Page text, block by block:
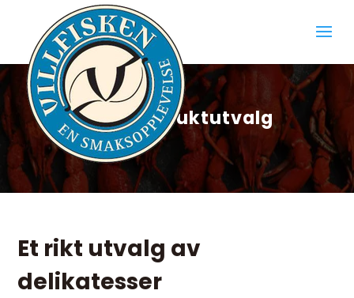
Vårt produktutvalg
Et rikt utvalg av
delikatesser